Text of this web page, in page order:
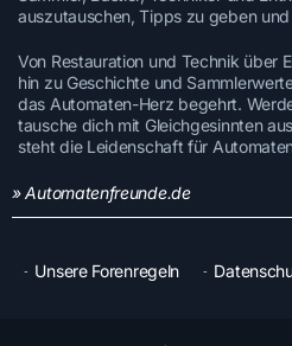
auszutauschen, Tipps zu geben
Von Restauration und Technik über
hin zu Geschichte und
das Automaten-Herz begehrt.
tausche dich mit Gleichgesinnten
steht die Leidenschaft für
» Automatenfreunde.de
Unsere Forenregeln